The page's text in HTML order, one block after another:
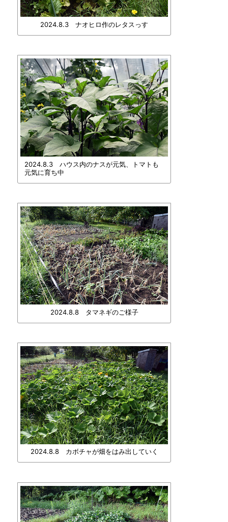
2024.8.3 ナオヒロ作のレタスっす
2024.8.3 ハウス内のナスが元気、トマトも
元気に育ち中
2024.8.8 タマネギのご様子
2024.8.8 カボチャが畑をはみ出していく